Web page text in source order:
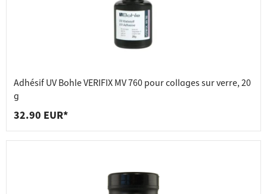
Adhésif UV Bohle VERIFIX MV 760 pour collages sur verre, 20
g
32.90 EUR*